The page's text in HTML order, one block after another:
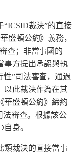
“ICSID裁決”的直接
盛頓公約》義務，
查；非當事國的
事方提出承認與執
性”司法審查，通過
以此裁決作為在其
華盛頓公約》締約
法審查。根據該公
身。
類裁決的直接當事